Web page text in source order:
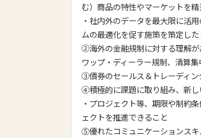
む）商品の特性やマーケットを
・社内外のデータを最大限に活
ムの最適化を促す施策を策定し
②海外の金融規制に対する理解
ワップ・ディーラー規制、清算集
③債券のセールス＆トレーディ
④積極的に課題に取り組み、新
・プロジェクト等、期限や制約
ェクトを推進できること
⑤優れたコミュニケーションス